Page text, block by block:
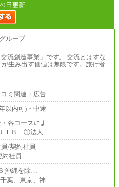
日更新
流創造事業」です。 交流とはすな
生み出す価値は無限です。旅行者
ミ関連・広告…
以内可)・中途
・各コースによ…
ＴＢ ①法人…
/契約社員
約社員
沖縄を除…
葉、東京、神…